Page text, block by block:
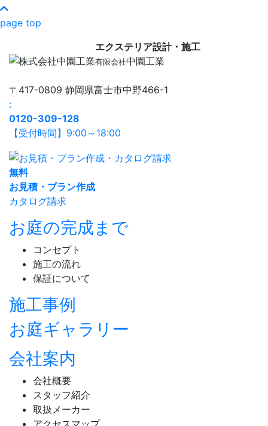
page top
エクステリア設計・施工
有限会社中園工業
〒417-0809 静岡県富士市中野466-1
:
0120-309-128
【受付時間】9:00～18:00
無料
お見積・プラン作成
カタログ請求
お庭の完成まで
コンセプト
施工の流れ
保証について
施工事例
お庭ギャラリー
会社案内
会社概要
スタッフ紹介
取扱メーカー
アクセスマップ